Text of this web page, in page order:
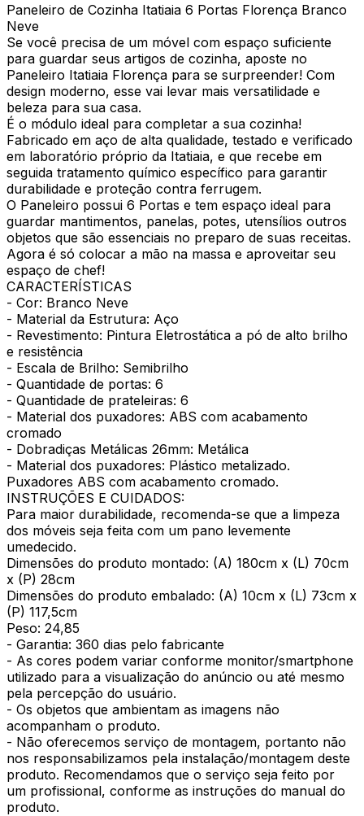
Paneleiro de Cozinha Itatiaia 6 Portas Florença Branco
Neve
Se você precisa de um móvel com espaço suficiente
para guardar seus artigos de cozinha, aposte no
Paneleiro Itatiaia Florença para se surpreender! Com
design moderno, esse vai levar mais versatilidade e
beleza para sua casa.
É o módulo ideal para completar a sua cozinha!
Fabricado em aço de alta qualidade, testado e verificado
em laboratório próprio da Itatiaia, e que recebe em
seguida tratamento químico específico para garantir
durabilidade e proteção contra ferrugem.
O Paneleiro possui 6 Portas e tem espaço ideal para
guardar mantimentos, panelas, potes, utensílios outros
objetos que são essenciais no preparo de suas receitas.
Agora é só colocar a mão na massa e aproveitar seu
espaço de chef!
CARACTERÍSTICAS
- Cor: Branco Neve
- Material da Estrutura: Aço
- Revestimento: Pintura Eletrostática a pó de alto brilho
e resistência
- Escala de Brilho: Semibrilho
- Quantidade de portas: 6
- Quantidade de prateleiras: 6
- Material dos puxadores: ABS com acabamento
cromado
- Dobradiças Metálicas 26mm: Metálica
- Material dos puxadores: Plástico metalizado.
Puxadores ABS com acabamento cromado.
INSTRUÇÕES E CUIDADOS:
Para maior durabilidade, recomenda-se que a limpeza
dos móveis seja feita com um pano levemente
umedecido.
Dimensões do produto montado: (A) 180cm x (L) 70cm
x (P) 28cm
Dimensões do produto embalado: (A) 10cm x (L) 73cm x
(P) 117,5cm
Peso: 24,85
- Garantia: 360 dias pelo fabricante
- As cores podem variar conforme monitor/smartphone
utilizado para a visualização do anúncio ou até mesmo
pela percepção do usuário.
- Os objetos que ambientam as imagens não
acompanham o produto.
- Não oferecemos serviço de montagem, portanto não
nos responsabilizamos pela instalação/montagem deste
produto. Recomendamos que o serviço seja feito por
um profissional, conforme as instruções do manual do
produto.